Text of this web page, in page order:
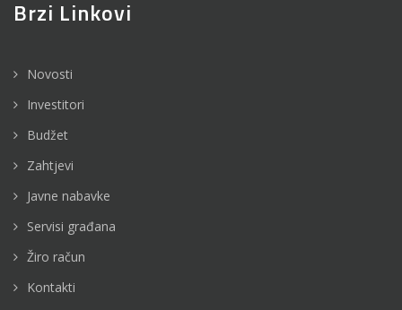
Brzi Linkovi
Novosti
Investitori
Budžet
Zahtjevi
Javne nabavke
Servisi građana
Žiro račun
Kontakti